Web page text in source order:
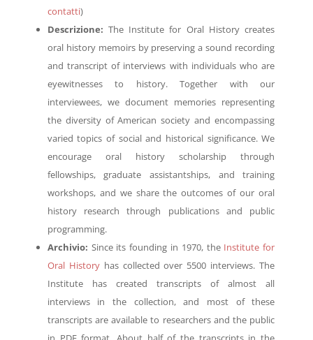
contatti)
Descrizione:The Institute for Oral History creates
oral history memoirs by preserving a sound recording
and transcript of interviews with individuals who are
eyewitnesses to history. Together with our
interviewees, we document memories representing
the diversity of American society and encompassing
varied topics of social and historical significance. We
encourage oral history scholarship through
fellowships, graduate assistantships, and training
workshops, and we share the outcomes of our oral
history research through publications and public
programming.
Archivio: Since its founding in 1970, the Institute for
Oral Historyhas collected over 5500 interviews. The
Institute has created transcripts of almost all
interviews in the collection, and most of these
transcripts are available to researchers and the public